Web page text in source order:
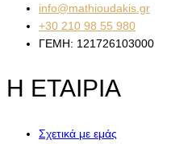
info@mathioudakis.gr
+30 210 98 55 980
ΓΕΜΗ: 121726103000
Η ΕΤΑΙΡΙΑ
Σχετικά με εμάς